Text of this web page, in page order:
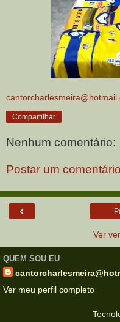
Compartilhar
Nenhum comentário:
Postar um comentário
‹
Ver
QUEM SOU EU
Ver meu perfil completo